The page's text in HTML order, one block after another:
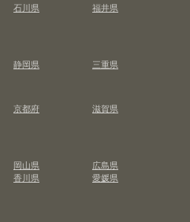
石川県
福井県
静岡県
三重県
京都府
滋賀県
岡山県
広島県
香川県
愛媛県